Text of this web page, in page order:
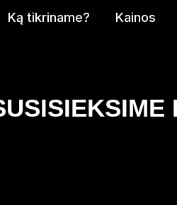
Ką tikriname? Kainos